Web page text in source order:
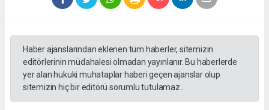
Haber ajanslarından eklenen tüm haberler, sitemizin
editörlerinin müdahalesi olmadan yayınlanır. Bu haberlerde
yer alan hukuki muhataplar haberi geçen ajanslar olup
sitemizin hiç bir editörü sorumlu tutulamaz...